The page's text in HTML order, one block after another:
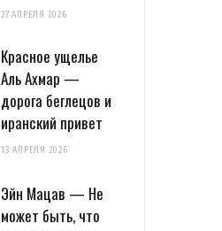
27 АПРЕЛЯ 2026
Красное ущелье
Аль Ахмар —
дорога беглецов и
иранский привет
13 АПРЕЛЯ 2026
Эйн Мацав — Не
может быть, что